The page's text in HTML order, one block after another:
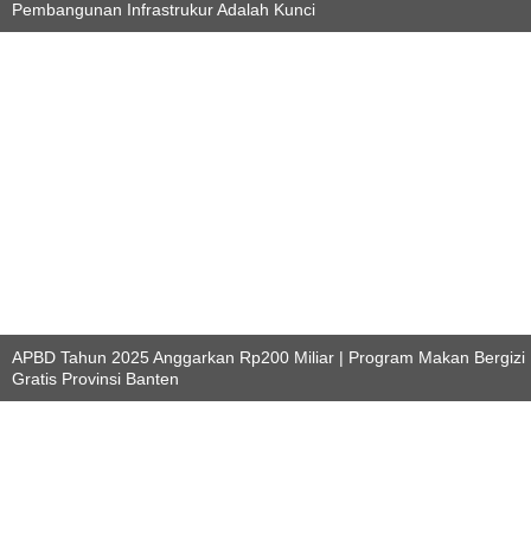
Pembangunan Infrastrukur Adalah Kunci
APBD Tahun 2025 Anggarkan Rp200 Miliar | Program Makan Bergizi
Gratis Provinsi Banten